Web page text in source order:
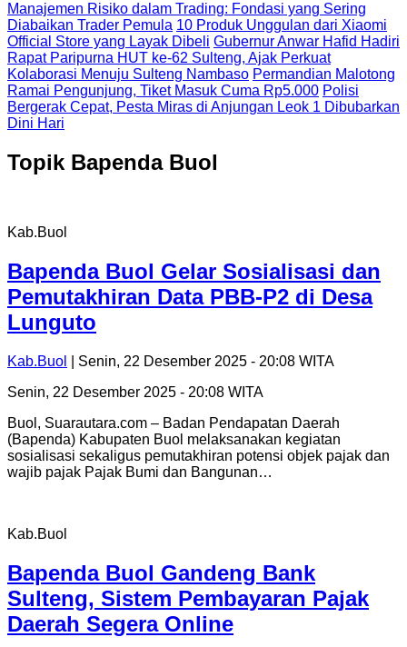
Manajemen Risiko dalam Trading: Fondasi yang Sering
Diabaikan Trader Pemula 10 Produk Unggulan dari Xiaomi
Official Store yang Layak Dibeli Gubernur Anwar Hafid Hadiri
Rapat Paripurna HUT ke-62 Sulteng, Ajak Perkuat
Kolaborasi Menuju Sulteng Nambaso Permandian Malotong
Ramai Pengunjung, Tiket Masuk Cuma Rp5.000 Polisi
Bergerak Cepat, Pesta Miras di Anjungan Leok 1 Dibubarkan
Dini Hari
Topik Bapenda Buol
Kab.Buol
Bapenda Buol Gelar Sosialisasi dan
Pemutakhiran Data PBB-P2 di Desa
Lunguto
Kab.Buol
| Senin, 22 Desember 2025 - 20:08 WITA
Senin, 22 Desember 2025 - 20:08 WITA
Buol, Suarautara.com – Badan Pendapatan Daerah
(Bapenda) Kabupaten Buol melaksanakan kegiatan
sosialisasi sekaligus pemutakhiran potensi objek pajak dan
wajib pajak Pajak Bumi dan Bangunan…
Kab.Buol
Bapenda Buol Gandeng Bank
Sulteng, Sistem Pembayaran Pajak
Daerah Segera Online